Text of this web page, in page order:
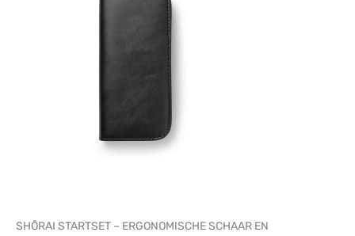
SHŌRAI STARTSET – ERGONOMISCHE SCHAAR EN